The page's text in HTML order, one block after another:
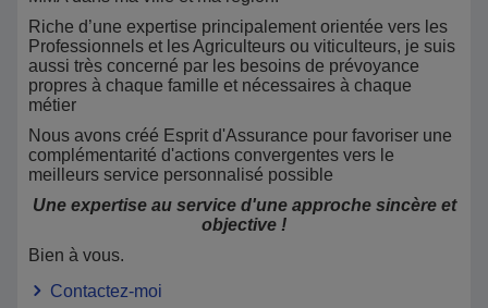
Riche d’une expertise principalement orientée vers les
Professionnels et les Agriculteurs ou viticulteurs, je suis
aussi très concerné par les besoins de prévoyance
propres à chaque famille et nécessaires à chaque
métier
Nous avons créé Esprit d'Assurance pour favoriser une
complémentarité d'actions convergentes vers le
meilleurs service personnalisé possible
Une expertise au service d'une approche sincère et
objective !
Bien à vous.
Contactez-moi